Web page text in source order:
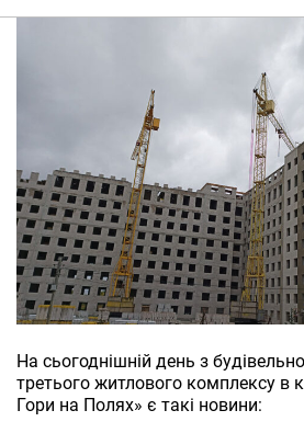
На сьогоднішній день з
третього житлового комплексу в
Гори на Полях» є такі новини: